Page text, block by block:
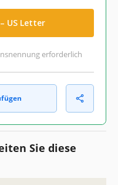
US Letter
erforderlich
Sie diese